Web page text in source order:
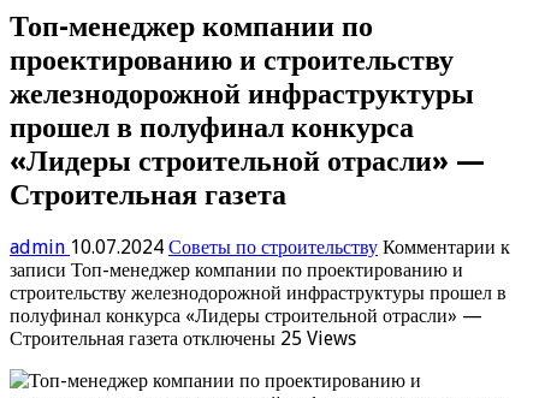
Топ-менеджер компании по
проектированию и строительству
железнодорожной инфраструктуры
прошел в полуфинал конкурса
«Лидеры строительной отрасли» —
Строительная газета
admin 10.07.2024 Советы по строительству Комментарии к
записи Топ-менеджер компании по проектированию и
строительству железнодорожной инфраструктуры прошел в
полуфинал конкурса «Лидеры строительной отрасли» —
Строительная газета отключены 25 Views